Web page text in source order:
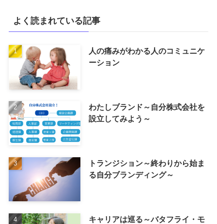
よく読まれている記事
人の痛みがわかる人のコミュニケ
ーション
わたしブランド～自分株式会社を
設立してみよう～
トランジション～終わりから始ま
る自分ブランディング～
キャリアは巡る～バタフライ・モ